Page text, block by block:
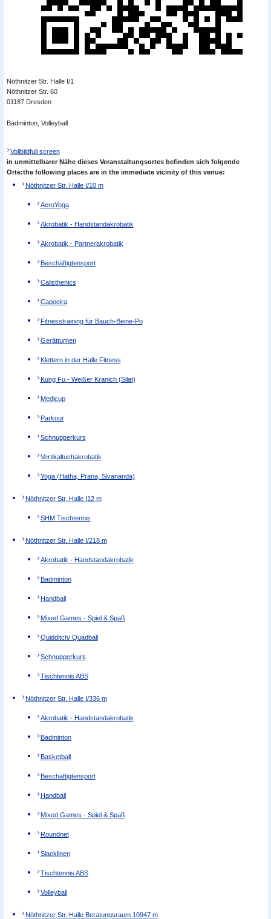
Nöthnitzer Str. Halle I/1
Nöthnitzer Str. 60
01187 Dresden
Badminton, Volleyball
Vollbildfull screen
in unmittelbarer Nähe dieses Veranstaltungsortes befinden sich folgende
Orte:the following places are in the immediate vicinity of this venue:
Nöthnitzer Str. Halle I/10 m
AcroYoga
Akrobatik - Handstandakrobatik
Akrobatik - Partnerakrobatik
Beschäftigtensport
Calisthenics
Capoeira
Fitnesstraining für Bauch-Beine-Po
Gerätturnen
Klettern in der Halle Fitness
Kung Fu - Weißer Kranich (Silat)
Medicup
Parkour
Schnupperkurs
Vertikaltuchakrobatik
Yoga (Hatha, Prana, Sivananda)
Nöthnitzer Str. Halle I12 m
SHM Tischtennis
Nöthnitzer Str. Halle I/218 m
Akrobatik - Handstandakrobatik
Badminton
Handball
Mixed Games - Spiel & Spaß
Quidditch/ Quadball
Schnupperkurs
Tischtennis ABS
Nöthnitzer Str. Halle I/336 m
Akrobatik - Handstandakrobatik
Badminton
Basketball
Beschäftigtensport
Handball
Mixed Games - Spiel & Spaß
Roundnet
Slacklinen
Tischtennis ABS
Volleyball
Nöthnitzer Str. Halle Beratungsraum 10947 m